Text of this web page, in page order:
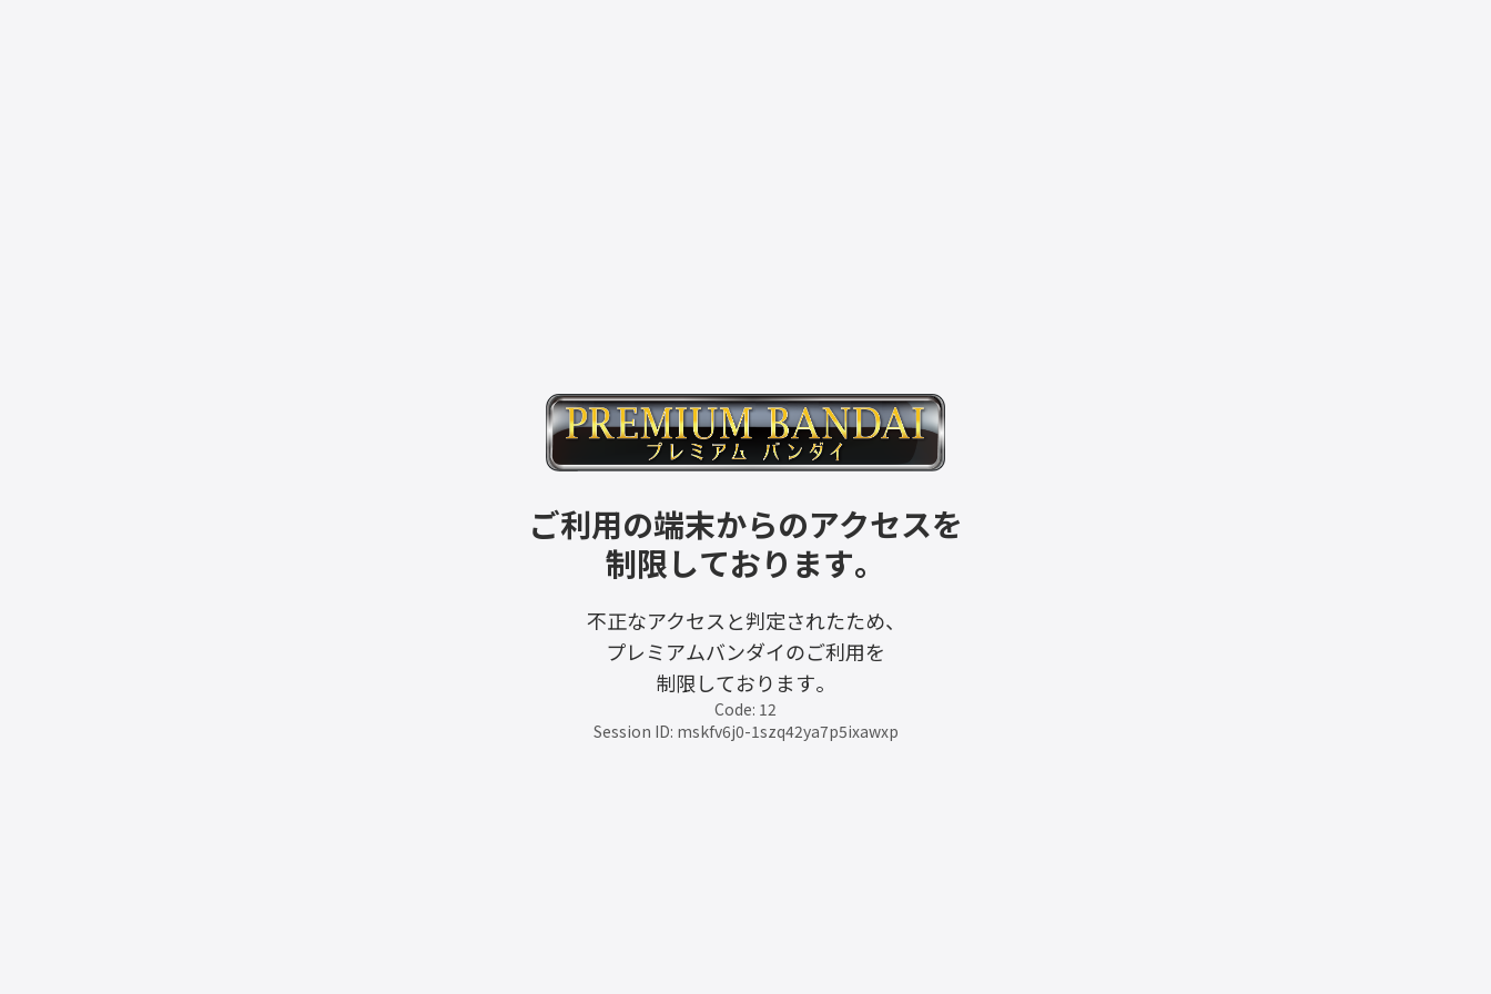
ご利用の端末からのアクセスを
制限しております。
不正なアクセスと判定されたため、
プレミアムバンダイのご利用を
制限しております。
Code: 12
Session ID: mskfv6j0-1szq42ya7p5ixawxp